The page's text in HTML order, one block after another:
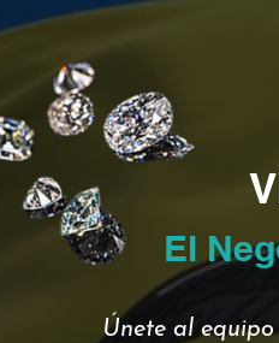
El
Únete al